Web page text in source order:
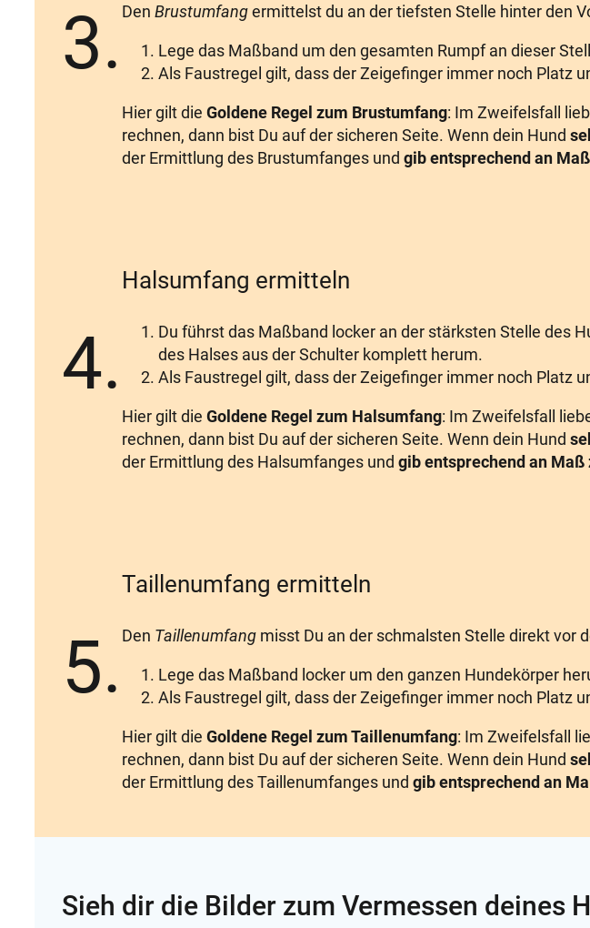
3. Den Brustumfangermittelst du an der tiefsten Stelle hinter den
Lege das Maßband um den gesamten Rumpf an dieser
Als Faustregel gilt, dass der Zeigefinger immer noch Platz
Hier gilt die Goldene Regel zum Brustumfang: Im Zweifelsfall
rechnen, dann bist Du auf der sicheren Seite. Wenn dein Hund
der Ermittlung des Brustumfanges und gib entsprechend an
4.
Halsumfang ermitteln
Du führst das Maßband locker an der stärksten Stelle des
des Halses aus der Schulter komplett herum.
Als Faustregel gilt, dass der Zeigefinger immer noch Platz
Hier gilt die Goldene Regel zum Halsumfang: Im Zweifelsfall
rechnen, dann bist Du auf der sicheren Seite. Wenn dein Hund
der Ermittlung des Halsumfanges und gib entsprechend an Maß
5.
Taillenumfang ermitteln
Den Taillenumfang misst Du an der schmalsten Stelle direkt vor
Lege das Maßband locker um den ganzen Hundekörper
Als Faustregel gilt, dass der Zeigefinger immer noch Platz
Hier gilt die Goldene Regel zum Taillenumfang: Im Zweifelsfall
rechnen, dann bist Du auf der sicheren Seite. Wenn dein Hund
der Ermittlung des Taillenumfanges und gib entsprechend an
Sieh dir die Bilder zum Vermessen deines